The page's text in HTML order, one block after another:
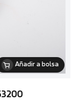
Añadir a bolsa